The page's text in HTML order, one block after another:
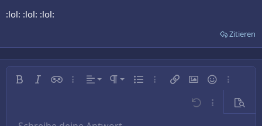
:lol: :lol: :lol:
Zitieren
Fett KursivInline-Spoiler
Weitere…Ausrichtung
Linksbündig
Absatzformatierung
Normal Ungeordnete Liste
Weitere…Link einfügen
Bild einfügen
SmileysWeitere…
Rückgängig
Weitere…